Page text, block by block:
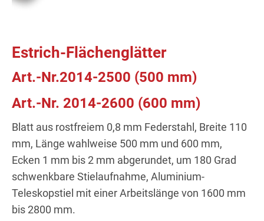
Estrich-Flächenglätter
Art.-Nr.2014-2500 (500 mm)
Art.-Nr. 2014-2600 (600 mm)
Blatt aus rostfreiem 0,8 mm Federstahl, Breite 110
mm, Länge wahlweise 500 mm und 600 mm,
Ecken 1 mm bis 2 mm abgerundet, um 180 Grad
schwenkbare Stielaufnahme, Aluminium-
Teleskopstiel mit einer Arbeitslänge von 1600 mm
bis 2800 mm.